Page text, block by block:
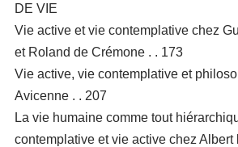
DE VIE
Vie active et vie contemplative chez
et Roland de Crémone . . 173
Vie active, vie contemplative et
Avicenne . . 207
La vie humaine comme tout
contemplative et vie active chez Albert